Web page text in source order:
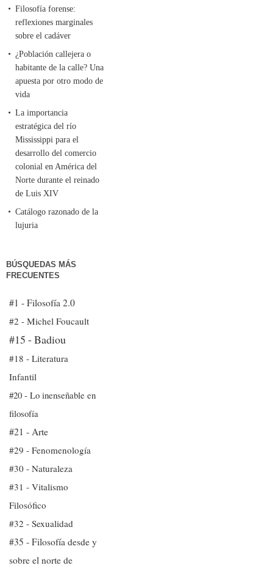
Filosofía forense:
reflexiones marginales
sobre el cadáver
¿Población callejera o
habitante de la calle? Una
apuesta por otro modo de
vida
La importancia
estratégica del río
Mississippi para el
desarrollo del comercio
colonial en América del
Norte durante el reinado
de Luis XIV
Catálogo razonado de la
lujuria
BÚSQUEDAS MÁS
FRECUENTES
#1 - Filosofía 2.0
#2 - Michel Foucault
#15 - Badiou
#18 - Literatura
Infantil
#20 - Lo inenseñable en
filosofía
#21 - Arte
#29 - Fenomenología
#30 - Naturaleza
#31 - Vitalismo
Filosófico
#32 - Sexualidad
#35 - Filosofía desde y
sobre el norte de